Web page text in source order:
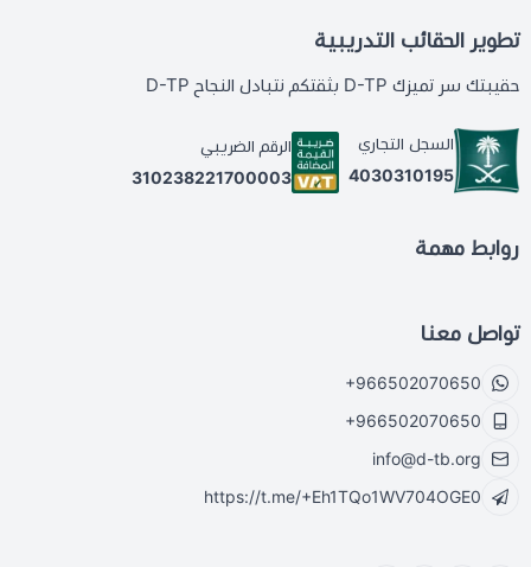
تطوير الحقائب التدريبية
حقيبتك سر تميزك D-TP بثقتكم نتبادل النجاح D-TP
السجل التجاري
4030310195
الرقم الضريبي
310238221700003
روابط مهمة
تواصل معنا
+966502070650
+966502070650
info@d-tb.org
https://t.me/+Eh1TQo1WV704OGE0